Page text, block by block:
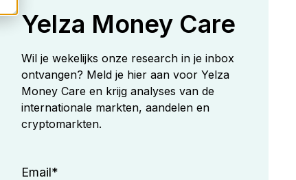
Yelza Money Care
Wil je wekelijks onze research in je inbox
ontvangen? Meld je hier aan voor Yelza
Money Care en krijg analyses van de
internationale markten, aandelen en
cryptomarkten.
Email*